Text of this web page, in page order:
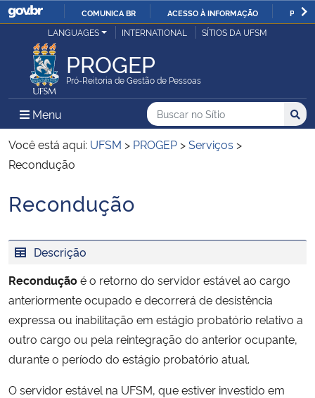
IR
COMUNICA BR ACESSO À INFORMAÇÃO
Ministério da Justiça e Segurança Pública
Ministério da Defesa
Ministério das Relações Exteriores
Ministério da Infraestrutura
Ministério da Agricultura, Pecuária e Abastecimento
Ministério da Educação
Ministério da Cidadania
Ministério da Saúde
LANGUAGES INTERNATIONAL SÍTIOS DA UFSM
PROGEP
Pró-Reitoria de Gestão de Pessoas
Menu Menu Principal do Sítio
Busca
Buscar no no Sítio
Busca:
Você está aqui: UFSM > PROGEP >Serviços >
Recondução
Início do conteúdo
Recondução
Descrição
Reconduçãoé o retorno do servidor estável ao cargo
anteriormente ocupado e decorrerá de desistência
expressa ou inabilitação em estágio probatório relativo a
outro cargo ou pela reintegração do anterior ocupante,
durante o período do estágio probatório atual.
O servidor estável na UFSM, que estiver investido em